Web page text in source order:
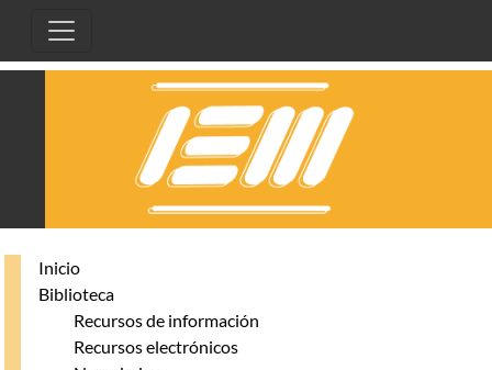
Inicio
Biblioteca
Recursos de información
Recursos electrónicos